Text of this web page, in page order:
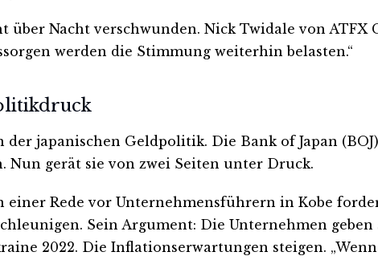
Nacht verschwunden. Nick Twidale von ATFX
werden die Stimmung weiterhin belasten.“
japanischen Geldpolitik. Die Bank of Japan
Nun gerät sie von zwei Seiten unter Druck.
einer Rede vor Unternehmensführern in Kobe
Sein Argument: Die Unternehmen
2022. Die Inflationserwartungen steigen.